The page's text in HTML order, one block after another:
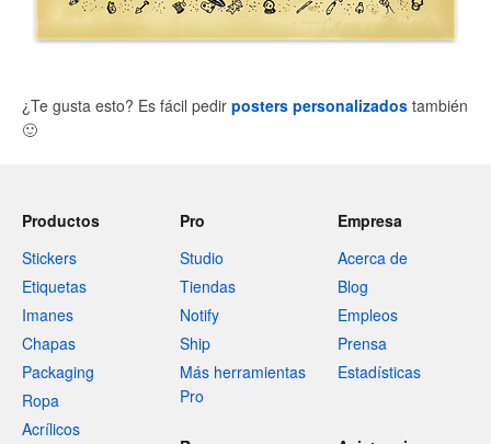
¿Te gusta esto? Es fácil pedir posters personalizados también
🙂
Productos
Stickers
Etiquetas
Imanes
Chapas
Packaging
Ropa
Acrílicos
Pro
Studio
Tiendas
Notify
Ship
Más herramientas
Pro
Empresa
Acerca de
Blog
Empleos
Prensa
Estadísticas